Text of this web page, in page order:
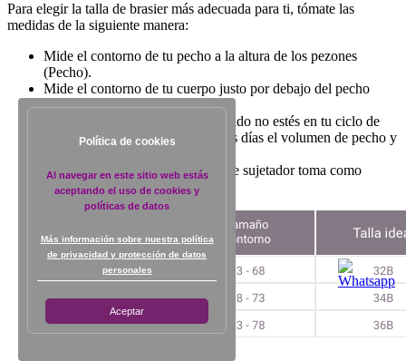
Para elegir la talla de brasier más adecuada para ti, tómate las
medidas de la siguiente manera:
Mide el contorno de tu pecho a la altura de los pezones
(Pecho).
Mide el contorno de tu cuerpo justo por debajo del pecho
(Bajo pecho).
Toma las medidas sin ropa y cuando no estés en tu ciclo de
menstruación porque durante esos días el volumen de pecho y
Si deseas comprar un accesorio de sujetador toma como
referencia tu talla de sujetador.
Política de cookies
Al navegar en este sitio web estás
aceptando el uso de cookies y
políticas de datos
Más información sobre nuestra política
de privacidad y protección de datos
personales
Aceptar